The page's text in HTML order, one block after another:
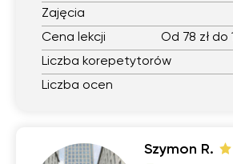
Zajęcia
Cena lekcji
Od 78 zł do
Liczba korepetytorów
Liczba ocen
Szymon R.